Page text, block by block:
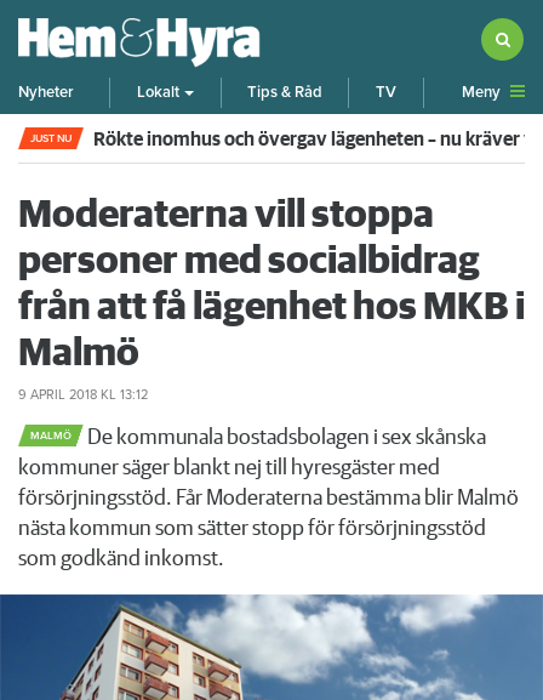
Nyheter Lokalt Tips & Råd TV Meny
JUST NU Pensionären begick övergrepp mot grannflickan – nu
Moderaterna vill stoppa
personer med socialbidrag
från att få lägenhet hos MKB i
Malmö
9 APRIL 2018 KL 13:12
MALMÖ
De kommunala bostadsbolagen i sex skånska
kommuner säger blankt nej till hyresgäster med
försörjningsstöd. Får Moderaterna bestämma blir Malmö
nästa kommun som sätter stopp för försörjningsstöd
som godkänd inkomst.